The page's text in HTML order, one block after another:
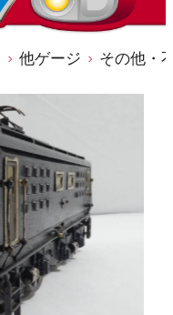
他ゲージ その他・